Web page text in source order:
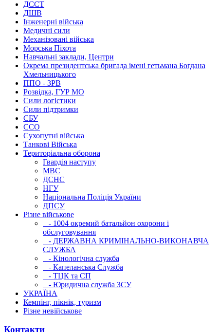
ДССТ
ДШВ
Інженерні війська
Медичні сили
Механізовані війська
Морська Піхота
Навчальні заклади, Центри
Окрема президентська бригада імені гетьмана Богдана
Хмельницького
ППО - ЗРВ
Розвідка, ГУР МО
Сили логістики
Сили підтримки
СБУ
ССО
Сухопутні війська
Танкові Війська
Територіальна оборона
Гвардія наступу
МВС
ДСНС
НГУ
Національна Поліція України
ДПСУ
Різне військове
- 1004 окремий батальйон охорони і
обслуговування
- ДЕРЖАВНА КРИМІНАЛЬНО-ВИКОНАВЧА
СЛУЖБА
- Кінологічна служба
- Капеланська Служба
- ТЦК та СП
- Юридична служба ЗСУ
УКРАЇНА
Кемпінг, пікнік, туризм
Різне невійськове
Контакти